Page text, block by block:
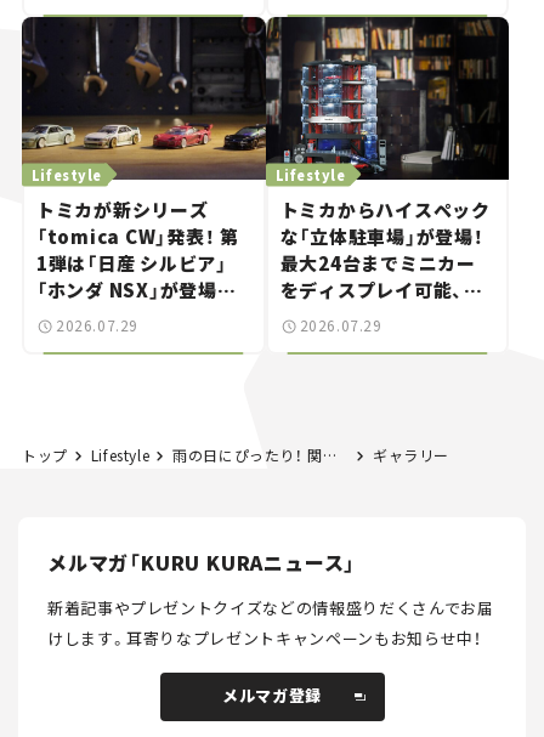
トミカが新シリーズ
「tomica CW」発表！ 第
1弾は「日産 シルビア」
「ホンダ NSX」が登場。
世界が注目す
Lifestyle
2026.07.29
トミカからハイスペック
な「立体駐車場」が登場！
最大24台までミニカー
をディスプレイ可能、特
別な「日産 GT-R
Lifestyle
2026.07.29
トップ Lifestyle 雨の日にぴったり！ 関東にあるクルマで行けるおでかけ＆ドライブスポット厳選20選 ギャラリー
メルマガ「KURU KURAニュース」
新着記事やプレゼントクイズなどの情報盛りだくさんでお届
けします。耳寄りなプレゼントキャンペーンもお知らせ中！
メルマガ登録